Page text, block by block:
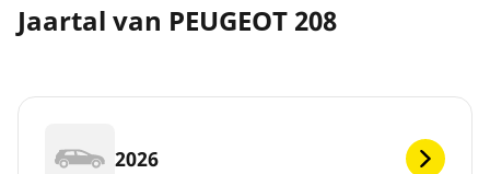
Jaartal van PEUGEOT 208
2026